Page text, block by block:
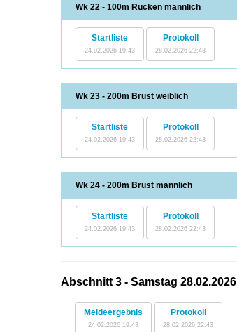
Wk 22 - 100m Rücken männlich
Startliste
24.02.2026 19:43
Protokoll
28.02.2026 22:43
Wk 23 - 200m Brust weiblich
Startliste
24.02.2026 19:43
Protokoll
28.02.2026 22:43
Wk 24 - 200m Brust männlich
Startliste
24.02.2026 19:43
Protokoll
28.02.2026 22:43
Abschnitt 3 - Samstag 28.02.2026
Meldeergebnis
24.02.2026 19:43
Protokoll
28.02.2026 22:43